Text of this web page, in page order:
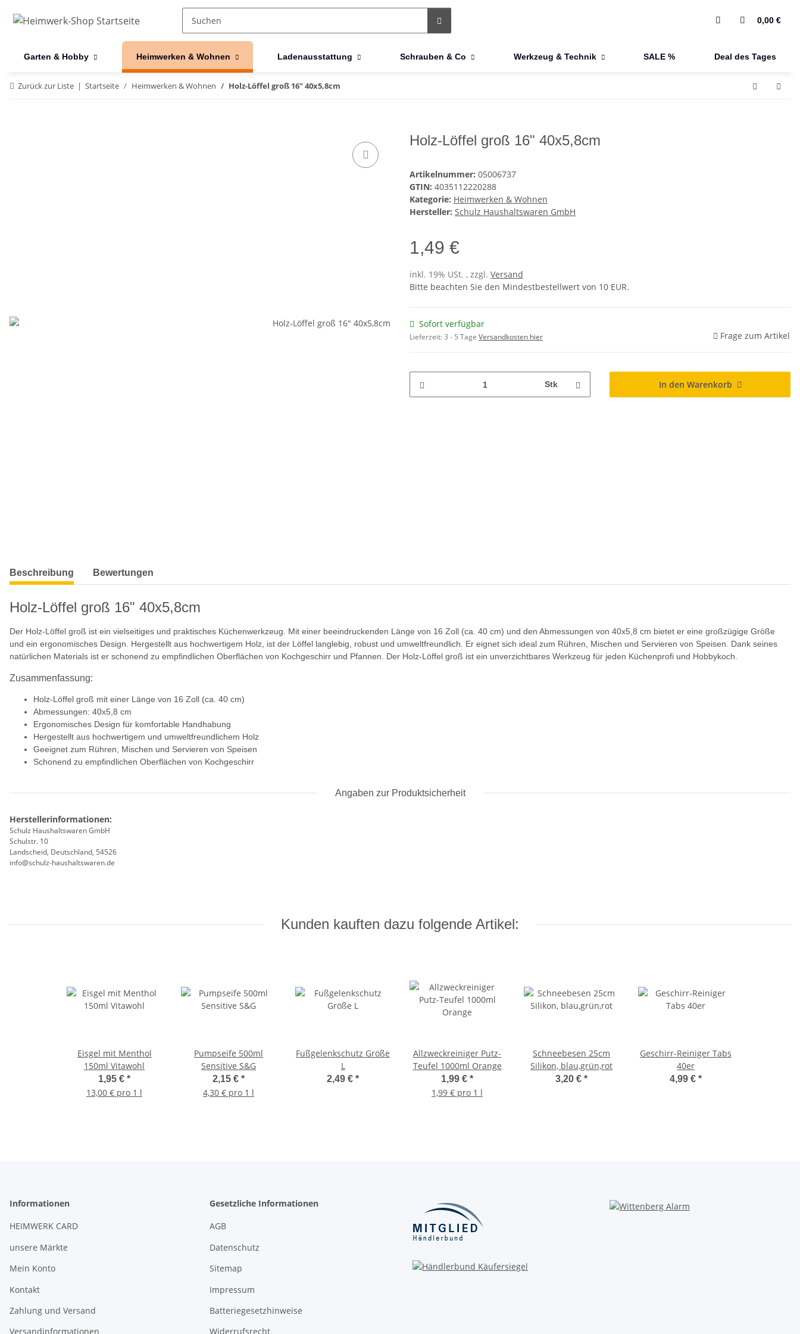
0,00 €
Garten & Hobby Heimwerken & Wohnen Ladenausstattung Schrauben & Co Werkzeug & Technik SALE % Deal des Tages
Zurück zur Liste Startseite Heimwerken & Wohnen Holz-Löffel groß 16" 40x5,8cm
Holz-Löffel groß 16" 40x5,8cm
Artikelnummer: 05006737
GTIN: 4035112220288
Kategorie: Heimwerken & Wohnen
Hersteller: Schulz Haushaltswaren GmbH
1,49 €
inkl. 19% USt. , zzgl. Versand
Bitte beachten Sie den Mindestbestellwert von 10 EUR.
Sofort verfügbar
Lieferzeit:3 - 5 Tage Versandkosten hier Frage zum Artikel
Stk In den Warenkorb
weitere Registerkarten anzeigen
Beschreibung Bewertungen
Holz-Löffel groß 16" 40x5,8cm
Der Holz-Löffel groß ist ein vielseitiges und praktisches Küchenwerkzeug. Mit einer beeindruckenden Länge von 16 Zoll (ca. 40 cm) und den Abmessungen von 40x5,8 cm bietet er eine großzügige Größe
und ein ergonomisches Design. Hergestellt aus hochwertigem Holz, ist der Löffel langlebig, robust und umweltfreundlich. Er eignet sich ideal zum Rühren, Mischen und Servieren von Speisen. Dank seines
natürlichen Materials ist er schonend zu empfindlichen Oberflächen von Kochgeschirr und Pfannen. Der Holz-Löffel groß ist ein unverzichtbares Werkzeug für jeden Küchenprofi und Hobbykoch.
Zusammenfassung:
Holz-Löffel groß mit einer Länge von 16 Zoll (ca. 40 cm)
Abmessungen: 40x5,8 cm
Ergonomisches Design für komfortable Handhabung
Hergestellt aus hochwertigem und umweltfreundlichem Holz
Geeignet zum Rühren, Mischen und Servieren von Speisen
Schonend zu empfindlichen Oberflächen von Kochgeschirr
Angaben zur Produktsicherheit
Herstellerinformationen:
Schulz Haushaltswaren GmbH
Schulstr. 10
Landscheid, Deutschland, 54526
info@schulz-haushaltswaren.de
Kunden kauften dazu folgende Artikel:
Eisgel mit Menthol
150ml Vitawohl
1,95 € *
13,00 € pro 1 l
Pumpseife 500ml
Sensitive S&G
2,15 € *
4,30 € pro 1 l
Fußgelenkschutz Größe
L
2,49 € *
Allzweckreiniger Putz-
Teufel 1000ml Orange
1,99 € *
1,99 € pro 1 l
Schneebesen 25cm
Silikon, blau,grün,rot
3,20 € *
Geschirr-Reiniger Tabs
40er
4,99 € *
Informationen
HEIMWERK CARD
unsere Märkte
Mein Konto
Kontakt
Zahlung und Versand
Versandinformationen
Gesetzliche Informationen
AGB
Datenschutz
Sitemap
Impressum
Batteriegesetzhinweise
Widerrufsrecht